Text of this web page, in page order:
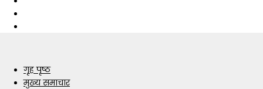
गृह पृष्ठ
मुख्य समाचार